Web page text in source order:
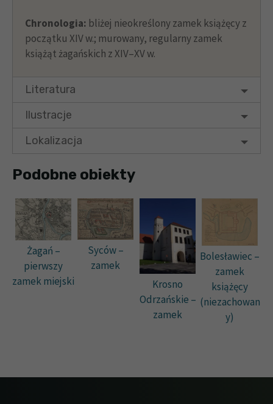
Chronologia: bliżej nieokreślony zamek książęcy z
początku XIV w.; murowany, regularny zamek
książąt żagańskich z XIV–XV w.
Literatura
Ilustracje
Lokalizacja
Podobne obiekty
Żagań –
pierwszy
zamek miejski
Syców –
zamek
Krosno
Odrzańskie –
zamek
Bolesławiec –
zamek
książęcy
(niezachowan
y)